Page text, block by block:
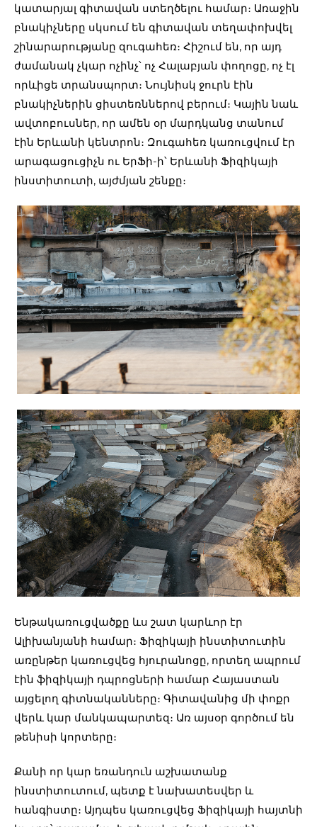
կատարյալ գիտավան ստեղծելու համար։ Առաջին
բնակիչները սկսում են գիտավան տեղափոխվել
շինարարությանը զուգահեռ։ Հիշում են, որ այդ
ժամանակ չկար ոչինչ՝ ոչ Հալաբյան փողոցը, ոչ էլ
որևիցե տրանսպորտ։ Նույնիսկ ջուրն էին
բնակիչներին ցիստեռններով բերում։ Կային նաև
ավտոբուսներ, որ ամեն օր մարդկանց տանում
էին Երևանի կենտրոն։ Զուգահեռ կառուցվում էր
արագացուցիչն ու ԵրՖի-ի՝ Երևանի Ֆիզիկայի
ինստիտուտի, այժմյան շենքը։
Ենթակառուցվածքը ևս շատ կարևոր էր
Ալիխանյանի համար։ Ֆիզիկայի ինստիտուտին
առընթեր կառուցվեց հյուրանոցը, որտեղ ապրում
էին ֆիզիկայի դպրոցների համար Հայաստան
այցելող գիտնականները։ Գիտավանից մի փոքր
վերև կար մանկապարտեզ։ Առ այսօր գործում են
թենիսի կորտերը։
Քանի որ կար եռանդուն աշխատանք
ինստիտուտում, պետք է նախատեսվեր և
հանգիստը։ Այդպես կառուցվեց Ֆիզիկայի հայտնի